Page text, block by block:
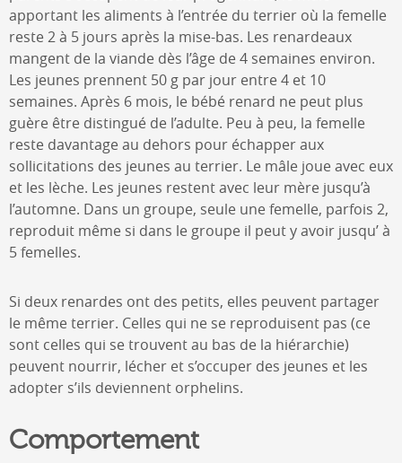
apportant les aliments à l’entrée du terrier où la femelle
reste 2 à 5 jours après la mise-bas. Les renardeaux
mangent de la viande dès l’âge de 4 semaines environ.
Les jeunes prennent 50 g par jour entre 4 et 10
semaines. Après 6 mois, le bébé renard ne peut plus
guère être distingué de l’adulte. Peu à peu, la femelle
reste davantage au dehors pour échapper aux
sollicitations des jeunes au terrier. Le mâle joue avec eux
et les lèche. Les jeunes restent avec leur mère jusqu’à
l’automne. Dans un groupe, seule une femelle, parfois 2,
reproduit même si dans le groupe il peut y avoir jusqu’ à
5 femelles.
Si deux renardes ont des petits, elles peuvent partager
le même terrier. Celles qui ne se reproduisent pas (ce
sont celles qui se trouvent au bas de la hiérarchie)
peuvent nourrir, lécher et s’occuper des jeunes et les
adopter s’ils deviennent orphelins.
Comportement